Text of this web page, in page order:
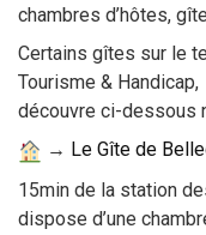
chambres d’hôtes,
Certains gîtes sur le
Tourisme & Handicap,
découvre ci-dessous
→ Le Gîte de
15min de la station
dispose d’une